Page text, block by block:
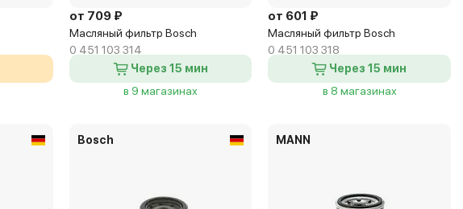
от 709 ₽
Масляный фильтр Bosch
0 451 103 314
Через 15 мин
в 9 магазинах
от 601 ₽
Масляный фильтр Bosch
0 451 103 318
Через 15 мин
в 8 магазинах
Bosch MANN